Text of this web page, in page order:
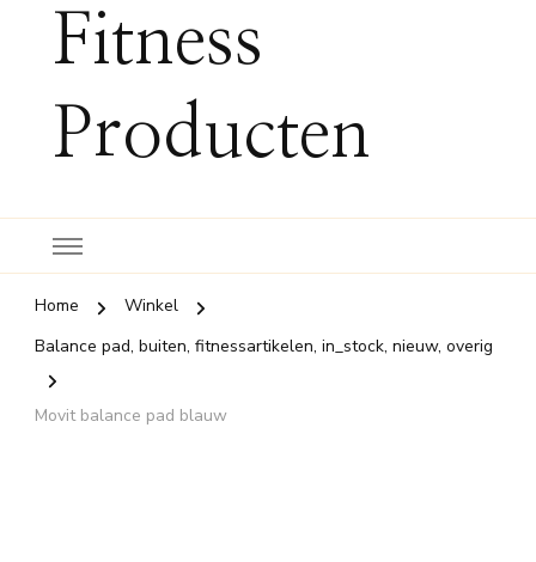
Fitness
Producten
Home
Winkel
Balance pad, buiten, fitnessartikelen, in_stock, nieuw, overig
Movit balance pad blauw